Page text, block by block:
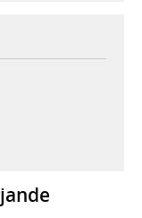
webbplats,
webbplats,